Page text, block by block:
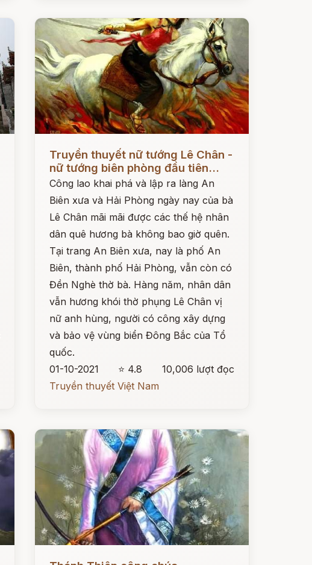
Đọc ngay
Truyền thuyết nữ tướng Lê Chân -
nữ tướng biên phòng đầu tiên...
Công lao khai phá và lập ra làng An
Biên xưa và Hải Phòng ngày nay của bà
Lê Chân mãi mãi được các thế hệ nhân
dân quê hương bà không bao giờ quên.
Tại trang An Biên xưa, nay là phố An
Biên, thành phố Hải Phòng, vẫn còn có
Đền Nghè thờ bà. Hàng năm, nhân dân
vẫn hương khói thờ phụng Lê Chân vị
nữ anh hùng, người có công xây dựng
và bảo vệ vùng biển Đông Bắc của Tổ
quốc.
01-10-2021
⭐ 4.8
10,006 lượt đọc
Truyền thuyết Việt Nam